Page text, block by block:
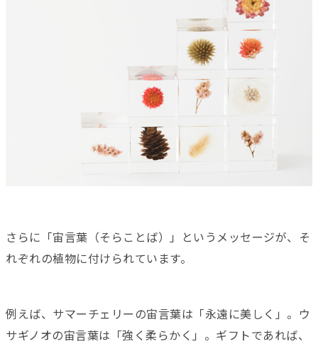
さらに「宙言葉（そらことば）」というメッセージが、そ
れぞれの植物に付けられています。
例えば、サマーチェリーの宙言葉は「永遠に美しく」。ウ
サギノオの宙言葉は「強く柔らかく」。ギフトであれば、